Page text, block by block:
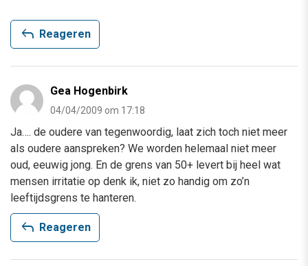
reply Reageren
Gea Hogenbirk
04/04/2009 om 17:18
Ja…. de oudere van tegenwoordig, laat zich toch niet meer
als oudere aanspreken? We worden helemaal niet meer
oud, eeuwig jong. En de grens van 50+ levert bij heel wat
mensen irritatie op denk ik, niet zo handig om zo’n
leeftijdsgrens te hanteren.
reply Reageren